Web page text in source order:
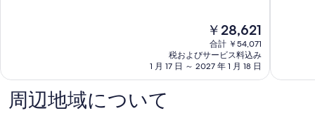
テ
ル
コ
素
晴
ら
現
在
の
料
金
￥28,621
合計 ￥54,071
税およびサービス料込み
1 月 17 日 ～ 2027 年 1 月 18 日
メ
素
周辺地域について